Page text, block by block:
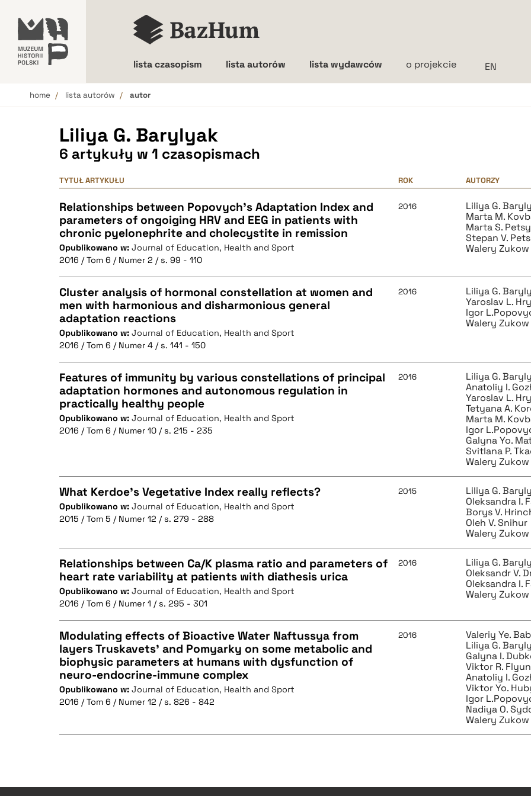
lista czasopism lista autorów lista wydawców o projekcie
home lista autorów autor
Liliya G. Barylyak
6 artykuły w 1 czasopismach
TYTUŁ ARTYKUŁU ROK AUTORZY
Relationships between Popovych's Adaptation Index and
parameters of ongoiging HRV and EEG in patients with
chronic pyelonephrite and cholecystite in remission
Opublikowano w: Journal of Education, Health and Sport
2016 / Tom 6 / Numer 2 / s. 99 - 110
2016
Liliya G.
Marta M.
Marta S.
Stepan V.
Walery Zukow
CZYSTY TEKST
BIBTEX
Cluster analysis of hormonal constellation at women and
men with harmonious and disharmonious general
adaptation reactions
Opublikowano w: Journal of Education, Health and Sport
2016 / Tom 6 / Numer 4 / s. 141 - 150
2016
Liliya G.
Yaroslav L.
Igor
Walery Zukow
CZYSTY TEKST
Features of immunity by various constellations of principal
adaptation hormones and autonomous regulation in
practically healthy people
Opublikowano w: Journal of Education, Health and Sport
2016 / Tom 6 / Numer 10 / s. 215 - 235
2016
Liliya G.
Anatoliy I.
Yaroslav L.
Tetyana A.
Marta M.
Igor
Galyna Yo.
Svitlana P.
Walery Zukow
CZYSTY TEKST
BIBTEX
What Kerdoe's Vegetative Index really reflects?
Opublikowano w: Journal of Education, Health and Sport
2015 / Tom 5 / Numer 12 / s. 279 - 288
2015
Liliya G.
Oleksandra I.
Borys V.
Oleh V. Snihur
Walery Zukow
CZYSTY TEKST
BIBTEX
Relationships between Ca/K plasma ratio and parameters of
heart rate variability at patients with diathesis urica
Opublikowano w: Journal of Education, Health and Sport
2016 / Tom 6 / Numer 1 / s. 295 - 301
2016
Liliya G.
Oleksandr V.
Oleksandra I.
Walery Zukow
CZYSTY TEKST
Modulating effects of Bioactive Water Naftussya from
layers Truskavets' and Pomyarky on some metabolic and
biophysic parameters at humans with dysfunction of
neuro-endocrine-immune complex
Opublikowano w: Journal of Education, Health and Sport
2016 / Tom 6 / Numer 12 / s. 826 - 842
2016
Valeriy Ye.
Liliya G.
Galyna I.
Viktor R.
Anatoliy I.
Viktor Yo.
Igor
Nadiya O.
Walery Zukow